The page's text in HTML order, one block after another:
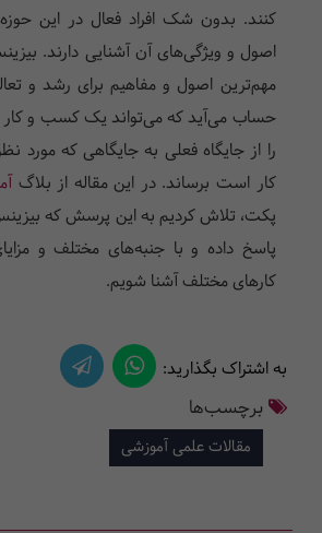
کنند. بدون شک افراد فعال در این
اصول و ویژگی‌های آن آشنایی دارند.
مهم‌ترین اصول و مفاهیم برای رشد و
حساب می‌آید که می‌تواند یک کسب و کار
را از جایگاه فعلی به جایگاهی که
کار است برساند. در این مقاله از بلاگ
پکت، تلاش کردیم به این پرسش که
پاسخ داده و با جنبه‌های مختلف و
کارهای مختلف آشنا شویم.
به اشتراک بگذارید:
برچسب‌ها
مقالات علمی آموزشی